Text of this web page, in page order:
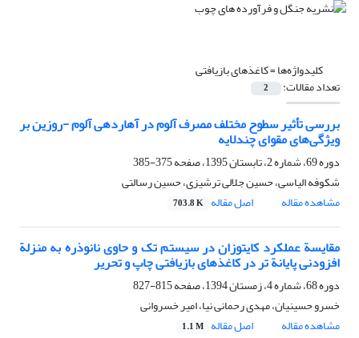
کلیدواژه‌ها =کاغذهای بازیافتی
تعداد مقالات: 2
بررسی تأثیر سطوح مختلف مصرف آلوم در آهاردهی آلوم -روزین بر
ویژگی‌های مقوای چندلایه
دوره 69، شماره 2، تابستان 1395، صفحه
375-385
شکوفه الیاسی، حسین جلالی ترشیزی، حسین رسالتی
مشاهده مقاله
اصل مقاله 703.8 K
مقایسة عملکرد کایتوزان در سیستم تک و حاوی نانوذره به منزلة
افزودنی پایانة تر در کاغذهای بازیافتی چاپ و تحریر
دوره 68، شماره 4، زمستان 1394، صفحه
815-827
خسرو حسینیان، مهدی رحمانی نیا، امیر خسروانی
مشاهده مقاله
اصل مقاله 1.1 M